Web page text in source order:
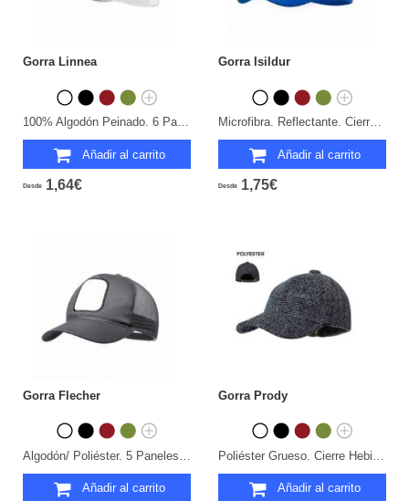
Gorra Linnea
100% Algodón Peinado. 6 Paneles. Cierre Hebilla.
Añadir al carrito
Desde 1,64€
Gorra Isildur
Microfibra. Reflectante. Cierre Velcro.
Añadir al carrito
Desde 1,75€
Gorra Flecher
Añadir al carrito
Gorra Prody
Añadir al carrito